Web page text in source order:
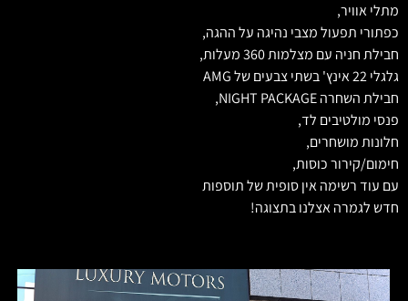
מתלי אוויר,
כפתורי תפעול מצבי נהיגה על ההגה,
חבילת חניה עם מצלמות 360 מעלות,
גלגלי 22 אינץ' בשתי צבעים של AMG
חבילת השחרה NIGHT PACKAGE,
פנסי מולטיבים לד,
חלונות מושחרים,
חימום/קירור כוסות,
עם עוד רשימה אין סופית של תוספות
חדש לגמרה אצלנו בתצוגה!